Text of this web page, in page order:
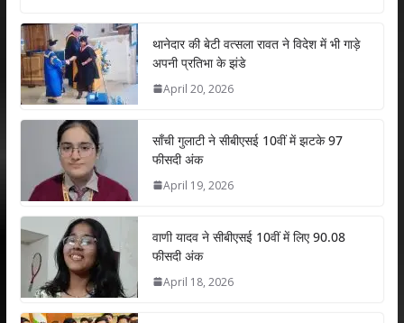
at
s
A
p
p
e
b
o
o
er e
dI
l e
थानेदार की बेटी वत्सला रावत ने विदेश में भी गाड़े
अपनी प्रतिभा के झंडे
April 20, 2026
साँची गुलाटी ने सीबीएसई 10वीं में झटके 97
फीसदी अंक
April 19, 2026
वाणी यादव ने सीबीएसई 10वीं में लिए 90.08
फीसदी अंक
April 18, 2026